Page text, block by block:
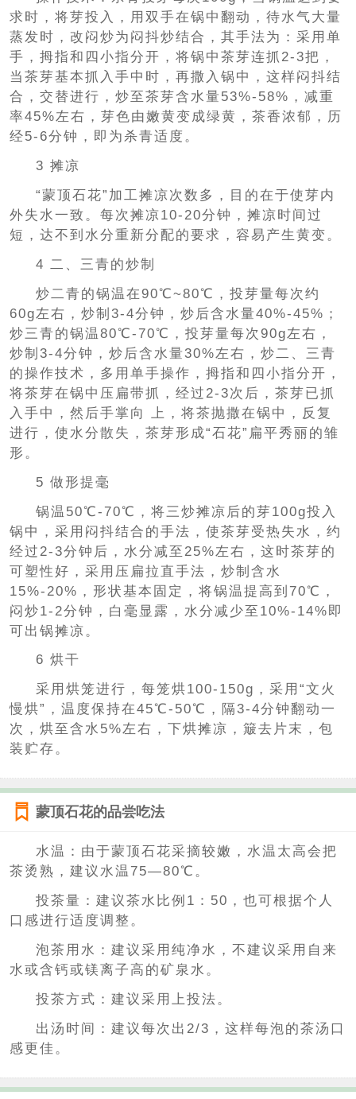
求时，将芽投入，用双手在锅中翻动，待水气大量
蒸发时，改闷炒为闷抖炒结合，其手法为：采用单
手，拇指和四小指分开，将锅中茶芽连抓2-3把，
当茶芽基本抓入手中时，再撒入锅中，这样闷抖结
合，交替进行，炒至茶芽含水量53%-58%，减重
率45%左右，芽色由嫩黄变成绿黄，茶香浓郁，历
经5-6分钟，即为杀青适度。
3 摊凉
“蒙顶石花”加工摊凉次数多，目的在于使芽内
外失水一致。每次摊凉10-20分钟，摊凉时间过
短，达不到水分重新分配的要求，容易产生黄变。
4 二、三青的炒制
炒二青的锅温在90℃~80℃，投芽量每次约
60g左右，炒制3-4分钟，炒后含水量40%-45%；
炒三青的锅温80℃-70℃，投芽量每次90g左右，
炒制3-4分钟，炒后含水量30%左右，炒二、三青
的操作技术，多用单手操作，拇指和四小指分开，
将茶芽在锅中压扁带抓，经过2-3次后，茶芽已抓
入手中，然后手掌向 上，将茶抛撒在锅中，反复
进行，使水分散失，茶芽形成“石花”扁平秀丽的雏
形。
5 做形提毫
锅温50℃-70℃，将三炒摊凉后的芽100g投入
锅中，采用闷抖结合的手法，使茶芽受热失水，约
经过2-3分钟后，水分减至25%左右，这时茶芽的
可塑性好，采用压扁拉直手法，炒制含水
15%-20%，形状基本固定，将锅温提高到70℃，
闷炒1-2分钟，白毫显露，水分减少至10%-14%即
可出锅摊凉。
6 烘干
采用烘笼进行，每笼烘100-150g，采用“文火
慢烘”，温度保持在45℃-50℃，隔3-4分钟翻动一
次，烘至含水5%左右，下烘摊凉，簸去片末，包
装贮存。
蒙顶石花的品尝吃法
水温：由于蒙顶石花采摘较嫩，水温太高会把
茶烫熟，建议水温75—80℃。
投茶量：建议茶水比例1：50，也可根据个人
口感进行适度调整。
泡茶用水：建议采用纯净水，不建议采用自来
水或含钙或镁离子高的矿泉水。
投茶方式：建议采用上投法。
出汤时间：建议每次出2/3，这样每泡的茶汤口
感更佳。